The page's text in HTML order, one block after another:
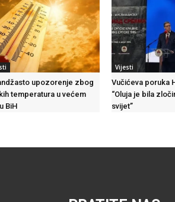
upozorenje zbog
temperatura u većem
BiH
Vijesti
Vučićeva poruka
“Oluja je bila
svijet”